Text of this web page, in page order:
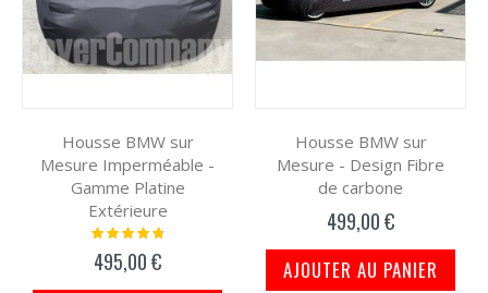
Housse BMW sur
Mesure Imperméable -
Gamme Platine
Extérieure
Notation:
495,00 €
Housse BMW sur
Mesure - Design Fibre
de carbone
499,00 €
AJOUTER AU PANIER